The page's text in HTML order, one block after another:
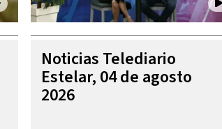
Noticias Telediario
Estelar, 04 de agosto
2026